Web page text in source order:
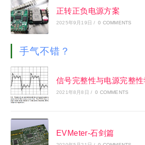
正转正负电源方案
2025年9月19日 / 0 COMMENTS
手气不错？
信号完整性与电源完整
2021年8月8日 / 0 COMMENTS
EVMeter-石剑篇